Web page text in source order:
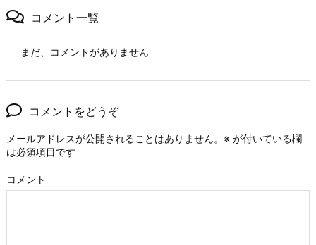
コメント一覧
まだ、コメントがありません
コメントをどうぞ
メールアドレスが公開されることはありません。 ※ が付いている欄
は必須項目です
コメント